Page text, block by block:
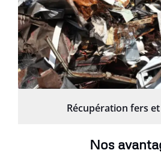
Récupération fers
Nos